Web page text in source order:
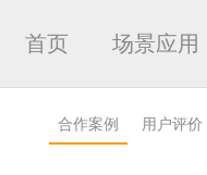
首页 场景应用
合作案例 用户评价